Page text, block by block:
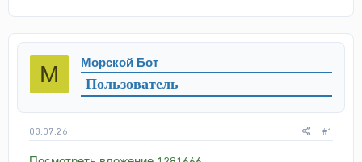
о
р
е
ы
а
ч
а
л
М Морской Бот
Пользователь
03.07.26 #1